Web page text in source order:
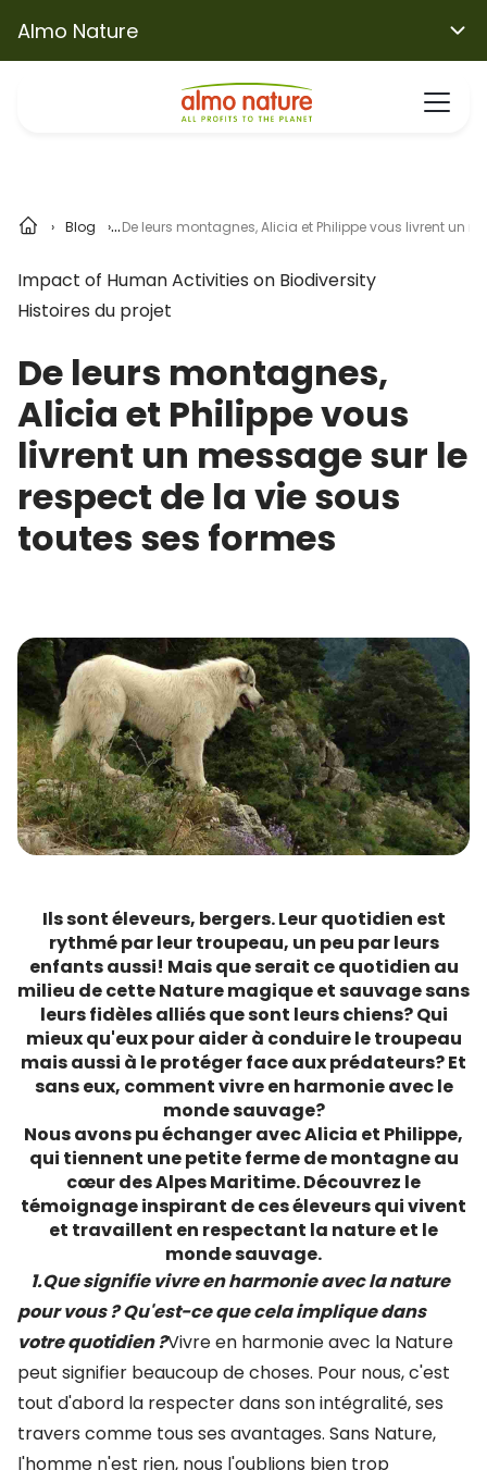
Almo Nature
Blog De leurs montagnes, Alicia et Philippe vous livrent un
Impact of Human Activities on Biodiversity
Histoires du projet
De leurs montagnes,
Alicia et Philippe vous
livrent un message sur le
respect de la vie sous
toutes ses formes
Ils sont éleveurs, bergers. Leur quotidien est
rythmé par leur troupeau, un peu par leurs
enfants aussi! Mais que serait ce quotidien au
milieu de cette Nature magique et sauvage sans
leurs fidèles alliés que sont leurs chiens? Qui
mieux qu'eux pour aider à conduire le troupeau
mais aussi à le protéger face aux prédateurs? Et
sans eux, comment vivre en harmonie avec le
monde sauvage?
Nous avons pu échanger avec Alicia et Philippe,
qui tiennent une petite ferme de montagne au
cœur des Alpes Maritime. Découvrez le
témoignage inspirant de ces éleveurs qui vivent
et travaillent en respectant la nature et le
monde sauvage.
1.Que signifie vivre en harmonie avec la nature
pour vous ? Qu'est-ce que cela implique dans
votre quotidien ?Vivre en harmonie avec la Nature
peut signifier beaucoup de choses. Pour nous, c'est
tout d'abord la respecter dans son intégralité, ses
travers comme tous ses avantages. Sans Nature,
l'homme n'est rien, nous l'oublions bien trop